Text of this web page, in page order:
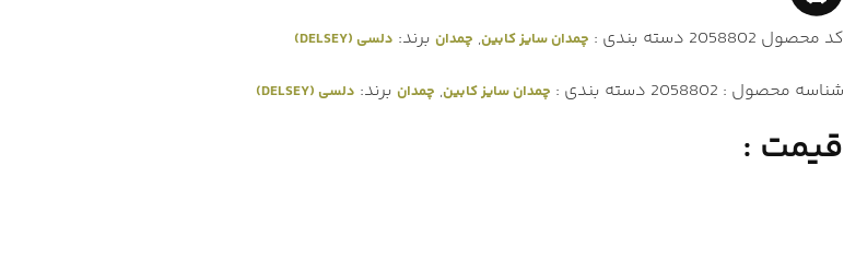
کد محصول 2058802 دسته بندی : چمدان سایز کابین, چمدان برند: دلسی (DELSEY)
شناسه محصول : 2058802 دسته بندی : چمدان سایز کابین, چمدان برند: دلسی (DELSEY)
قیمت :